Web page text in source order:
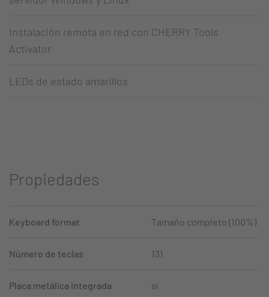
Instalación remota en red con CHERRY Tools
Activator
LEDs de estado amarillos
Propiedades
Keyboard format Tamaño completo (100%)
Número de teclas 131
Placa metálica integrada sí